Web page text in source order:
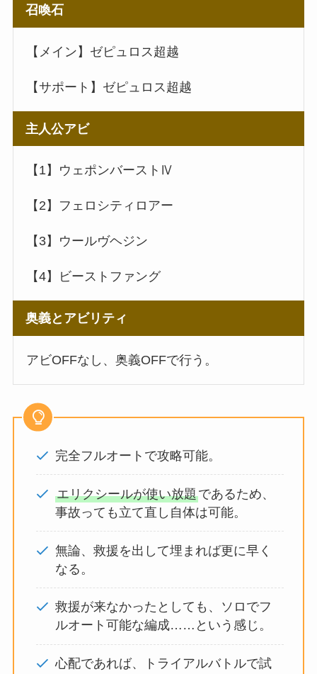
召喚石
【メイン】ゼピュロス超越
【サポート】ゼピュロス超越
主人公アビ
【1】ウェポンバーストⅣ
【2】フェロシティロアー
【3】ウールヴヘジン
【4】ビーストファング
奥義とアビリティ
アビOFFなし、奥義OFFで行う。
完全フルオートで攻略可能。
エリクシールが使い放題であるため、
事故っても立て直し自体は可能。
無論、救援を出して埋まれば更に早く
なる。
救援が来なかったとしても、ソロでフ
ルオート可能な編成……という感じ。
心配であれば、トライアルバトルで試